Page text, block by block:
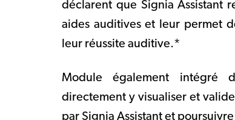
déclarent que Signia Assistant
aides auditives et leur permet
leur réussite auditive.*
Module également intégré
directement y visualiser et
par Signia Assistant et